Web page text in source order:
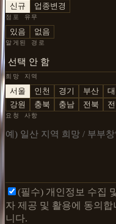
신규 업종변경
점포 유무
있음 없음
알게된 경로
희망 지역
서울 인천 경기 부산
강원
충북 충남 전북
요청 사항
(필수) 개인정보 수집
자 제공 및 활용에 동의합
니다.